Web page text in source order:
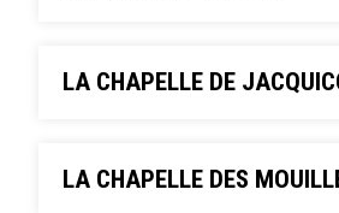
LA CHAPELLE DE
LA CHAPELLE DES